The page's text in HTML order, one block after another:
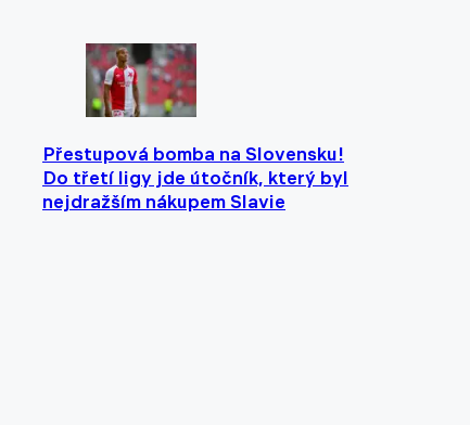
Přestupová bomba na Slovensku!
Do třetí ligy jde útočník, který byl
nejdražším nákupem Slavie